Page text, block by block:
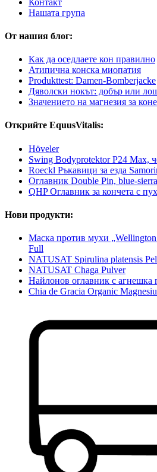
Нашата група
От нашия блог:
Как да оседлаете кон правилно
Атипична конска миопатия
Produkttest: Damen-Bomberjacke
Дяволски нокът: добър или
Значението на магнезия за
Открийте EquusVitalis:
Höveler
Swing Bodyprotektor P24 Max,
Roeckl Ръкавици за езда
Оглавник Double Pin, blue-
QHP Оглавник за кончета с
Нови продукти:
Маска против мухи „Wellington
Full
NATUSAT Spirulina platensis
NATUSAT Chaga Pulver
Найлонов оглавник с агнешка
Chia de Gracia Organic